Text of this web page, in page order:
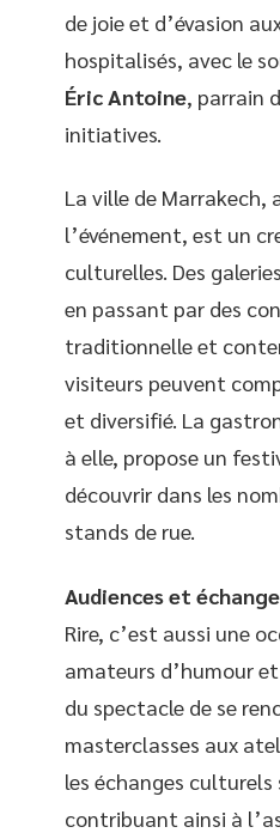
de joie et d’évasion
hospitalisés, avec le
Éric Antoine, parrain
initiatives.
La ville de Marrakech,
l’événement, est un
culturelles. Des
en passant par des
traditionnelle et
visiteurs peuvent
et diversifié. La
à elle, propose un
découvrir dans les
stands de rue.
Audiences et
Rire, c’est aussi une
amateurs d’humour
du spectacle de se
masterclasses aux
les échanges
contribuant ainsi à